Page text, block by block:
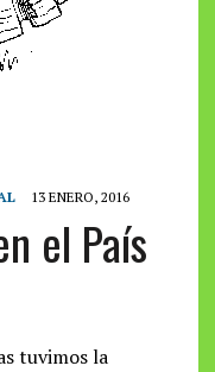
13 ENERO, 2016
el País
tuvimos la